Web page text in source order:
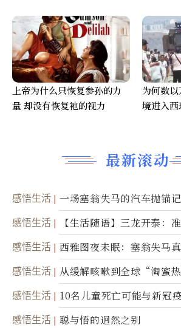
最新滚动
感悟生活 一场塞翁失马的汽车抛锚记
感悟生活
【生活随语】三龙开泰：
撼
感悟生活 西雅图夜未眠：塞翁失马
感悟生活
从缓解咳嗽到全球“淘蜜
康产业前沿商品
感悟生活 10名儿童死亡可能与新冠
感悟生活 聪与悟的迥然之别
上帝为什么只恢复参孙的力
量 却没有恢复祂的视力
为何数
境进入